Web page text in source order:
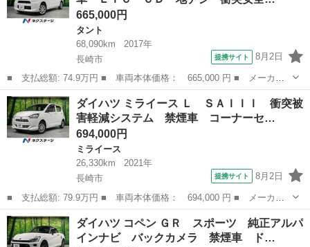
665,000円
タント
68,090km
2017年
長崎市
提携サイト 8月2日
■ 支払総額: 74.9万円 ■ 車両本体価格： 665,000 円 ■ メーカー
名： ダイハツ ■ 車種名： タント ■ グレード名： Ｌ ＳＤ７
インチナビ 禁煙車 ＥＴＣ ＣＤ 地デジ 衝突安全ボディー ド
アバイザー ...
長崎 長崎市 タント
ダイハツ ミライース Ｌ ＳＡＩＩＩ 衝突被
害軽減システム 禁煙車 コーナーセ…
694,000円
ミライース
26,330km
2021年
長崎市
提携サイト 8月2日
■ 支払総額: 79.9万円 ■ 車両本体価格： 694,000 円 ■ メーカー
名： ダイハツ ■ 車種名： ミライース ■ グレード名： Ｌ Ｓ
ＡＩＩＩ 衝突被害軽減システム 禁煙車 コーナーセンサー オー
トライト プ...
長崎 長崎市 ミライース
ダイハツ コペン ＧＲ スポーツ 純正アルパ
インナビ バックカメラ 禁煙車 ド…